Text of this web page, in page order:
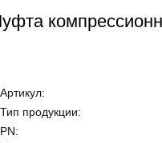
Артикул:
Тип продукции:
PN: